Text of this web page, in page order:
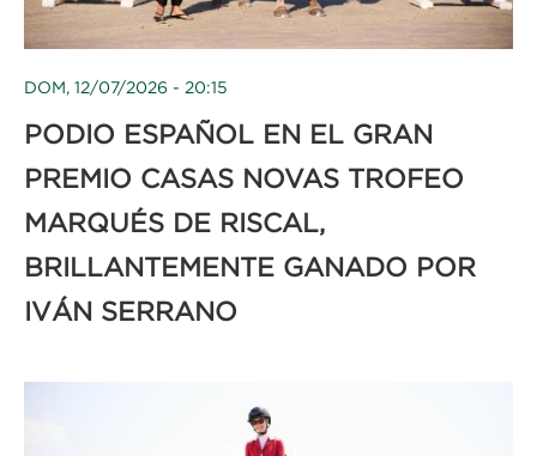
DOM, 12/07/2026 - 20:15
PODIO ESPAÑOL EN EL GRAN
PREMIO CASAS NOVAS TROFEO
MARQUÉS DE RISCAL,
BRILLANTEMENTE GANADO POR
IVÁN SERRANO